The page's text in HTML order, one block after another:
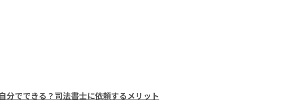
分でできる？司法書士に依頼するメリット